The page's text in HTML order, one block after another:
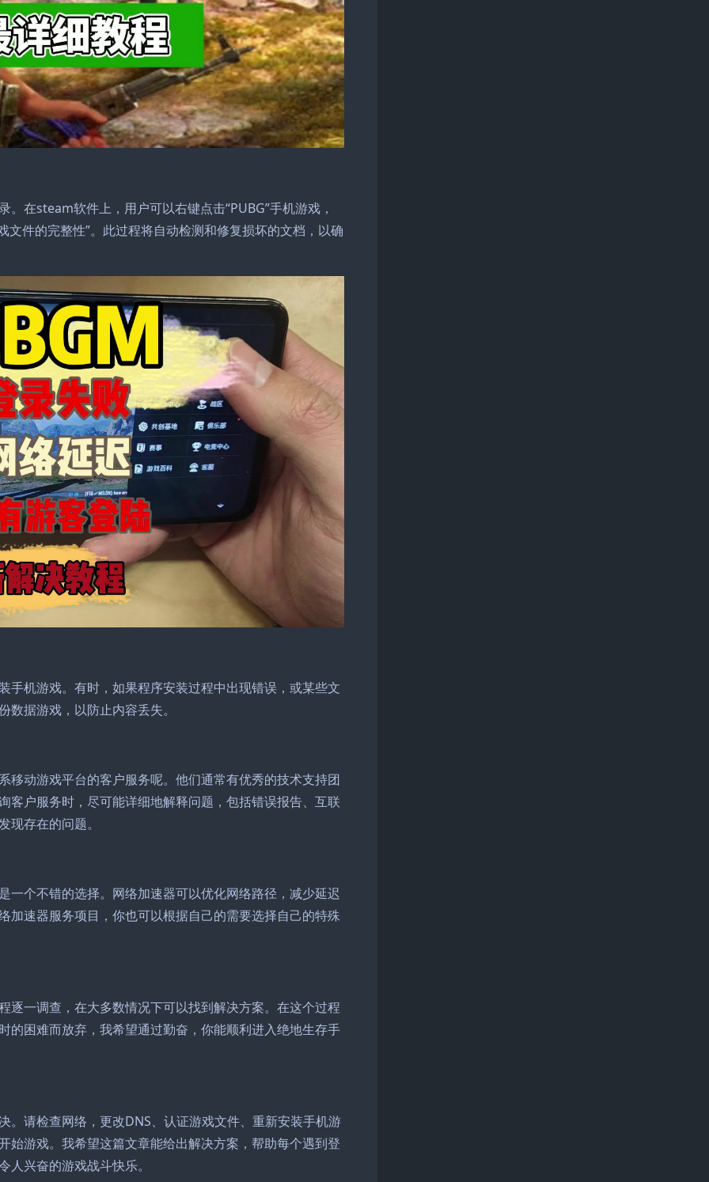
在steam软件上，用户可以右键点击“PUBG”手机游戏，
文件的完整性”。此过程将自动检测和修复损坏的文档，以确
手机游戏。有时，如果程序安装过程中出现错误，或某些文
据游戏，以防止内容丢失。
移动游戏平台的客户服务呢。他们通常有优秀的技术支持团
客户服务时，尽可能详细地解释问题，包括错误报告、互联
存在的问题。
一个不错的选择。网络加速器可以优化网络路径，减少延迟
加速器服务项目，你也可以根据自己的需要选择自己的特殊
逐一调查，在大多数情况下可以找到解决方案。在这个过程
的困难而放弃，我希望通过勤奋，你能顺利进入绝地生存手
。请检查网络，更改DNS、认证游戏文件、重新安装手机游
始游戏。我希望这篇文章能给出解决方案，帮助每个遇到登
兴奋的游戏战斗快乐。